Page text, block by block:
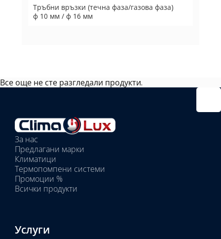
Тръбни връзки (течна фаза/газова фаза)
ф 10 мм / ф 16 мм
Все още не сте разгледали продукти.
Избрани
вътрешни
тела:
Избрано
тяло:
За нас
Предлагани марки
Климатици
Термопомпени системи
Промоции %
Всички продукти
Услуги